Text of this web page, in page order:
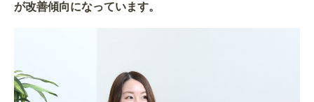
が改善傾向になっています。